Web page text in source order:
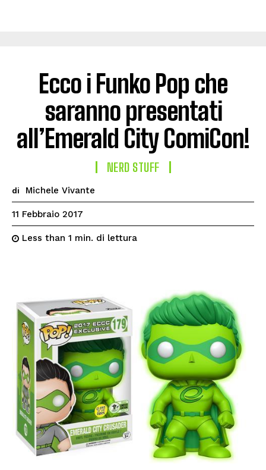
Ecco i Funko Pop che
saranno presentati
all’Emerald City ComiCon!
NERD STUFF
di Michele Vivante
11 Febbraio 2017
Less than 1 min. di lettura